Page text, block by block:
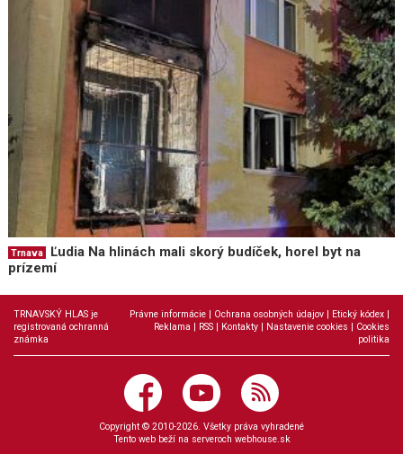
Trnava
Ľudia Na hlinách mali skorý budíček, horel byt na
prízemí
TRNAVSKÝ HLAS je
registrovaná ochranná
známka
Právne informácie | Ochrana osobných údajov | Etický kódex |
Reklama | RSS | Kontakty | Nastavenie cookies | Cookies
politika
Copyright © 2010-2026. Všetky práva vyhradené
Tento web beží na serveroch webhouse.sk